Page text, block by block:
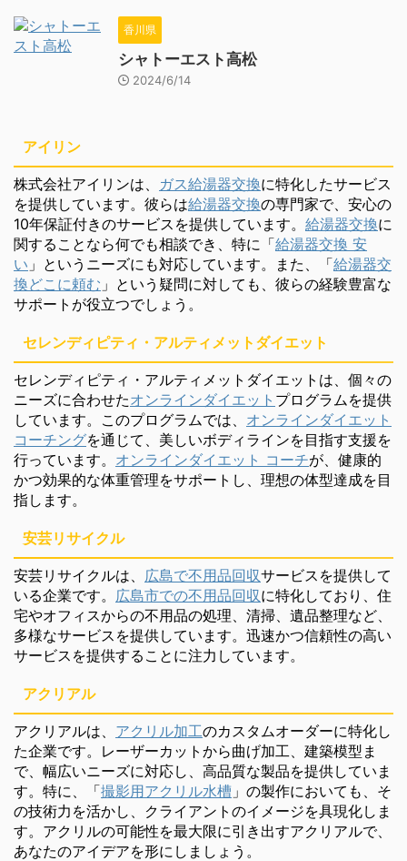
香川県
シャトーエスト高松
2024/6/14
アイリン
株式会社アイリンは、 ガス給湯器交換に特化したサービス
を提供しています。彼らは給湯器交換の専門家で、安心の
10年保証付きのサービスを提供しています。 給湯器交換に
関することなら何でも相談でき、特に「給湯器交換 安
い 」というニーズにも対応しています。また、「給湯器交
換どこに頼む 」という疑問に対しても、彼らの経験豊富な
サポートが役立つでしょう。
セレンディピティ・アルティメットダイエット
セレンディピティ・アルティメットダイエットは、個々の
ニーズに合わせたオンラインダイエット プログラムを提供
しています。このプログラムでは、 オンラインダイエット
コーチングを通じて、美しいボディラインを目指す支援を
行っています。 オンラインダイエット コーチが、健康的
かつ効果的な体重管理をサポートし、理想の体型達成を目
指します。
安芸リサイクル
安芸リサイクルは、 広島で不用品回収サービスを提供して
いる企業です。 広島市での不用品回収に特化しており、住
宅やオフィスからの不用品の処理、清掃、遺品整理など、
多様なサービスを提供しています。迅速かつ信頼性の高い
サービスを提供することに注力しています。
アクリアル
アクリアルは、 アクリル加工のカスタムオーダーに特化し
た企業です。レーザーカットから曲げ加工、建築模型ま
で、幅広いニーズに対応し、高品質な製品を提供していま
す。特に、「撮影用アクリル水槽 」の製作においても、そ
の技術力を活かし、クライアントのイメージを具現化しま
す。アクリルの可能性を最大限に引き出すアクリアルで、
あなたのアイデアを形にしましょう。